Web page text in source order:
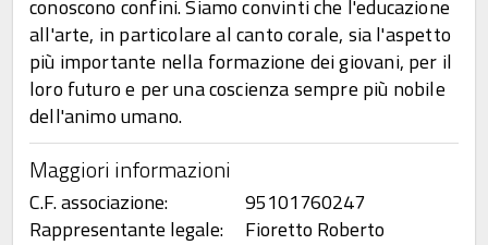
conoscono confini. Siamo convinti che l'educazione
all'arte, in particolare al canto corale, sia l'aspetto
più importante nella formazione dei giovani, per il
loro futuro e per una coscienza sempre più nobile
dell'animo umano.
Maggiori informazioni
C.F. associazione:
95101760247
Rappresentante legale:
Fioretto Roberto